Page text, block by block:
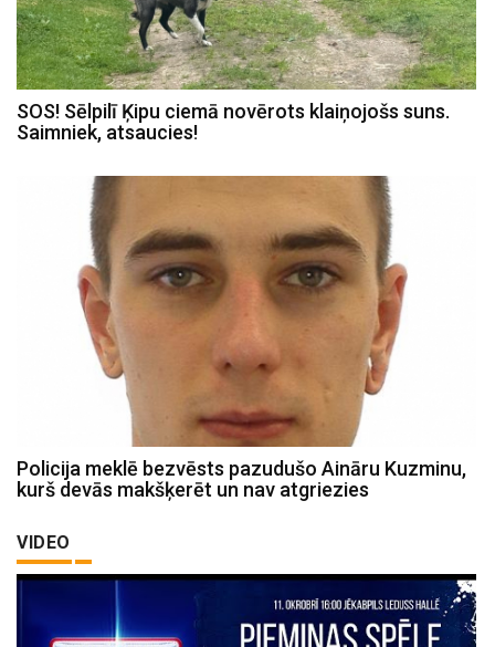
SOS! Sēlpilī Ķipu ciemā novērots klaiņojošs suns.
Saimniek, atsaucies!
Policija meklē bezvēsts pazudušo Aināru Kuzminu,
kurš devās makšķerēt un nav atgriezies
VIDEO